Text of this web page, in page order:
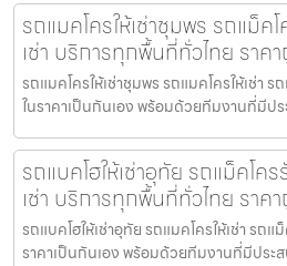
รถแมคโครให้เช่าชุมพร รถแม็ค
เช่า บริการทุกพื้นที่ทั่วไทย ราค
รถแมคโครให้เช่าชุมพร รถแมคโครให้เช่า
ในราคาเป็นกันเอง พร้อมด้วยทีมงานที่มีป
รถแบคโฮให้เช่าอุทัย รถแม็คโค
เช่า บริการทุกพื้นที่ทั่วไทย ราค
รถแบคโฮให้เช่าอุทัย รถแมคโครให้เช่า รถ
ราคาเป็นกันเอง พร้อมด้วยทีมงานที่มีประ